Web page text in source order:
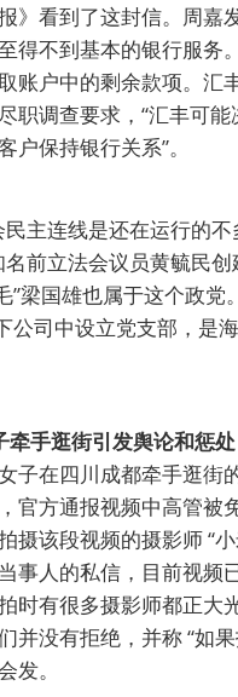
》看到了这封信。周嘉
得不到基本的银行服务
账户中的剩余款项。汇
职调查要求，“汇丰可
户保持银行关系”。
民主连线是还在运行的
前立法会议员黄毓民
”梁国雄也属于这个政党
公司中设立党支部，是
牵手逛街引发舆论和惩处
子在四川成都牵手逛街
官方通报视频中高管被
摄该段视频的摄影师 “小
事人的私信，目前视频
时有很多摄影师都正大
并没有拒绝，并称 “如
发。